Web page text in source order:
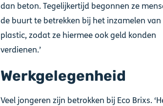
dan beton. Tegelijkertijd begonnen ze
de buurt te betrekken bij het inzamelen van
plastic, zodat ze hiermee ook geld konden
verdienen.’
Werkgelegenheid
Veel jongeren zijn betrokken bij Eco Brixs.